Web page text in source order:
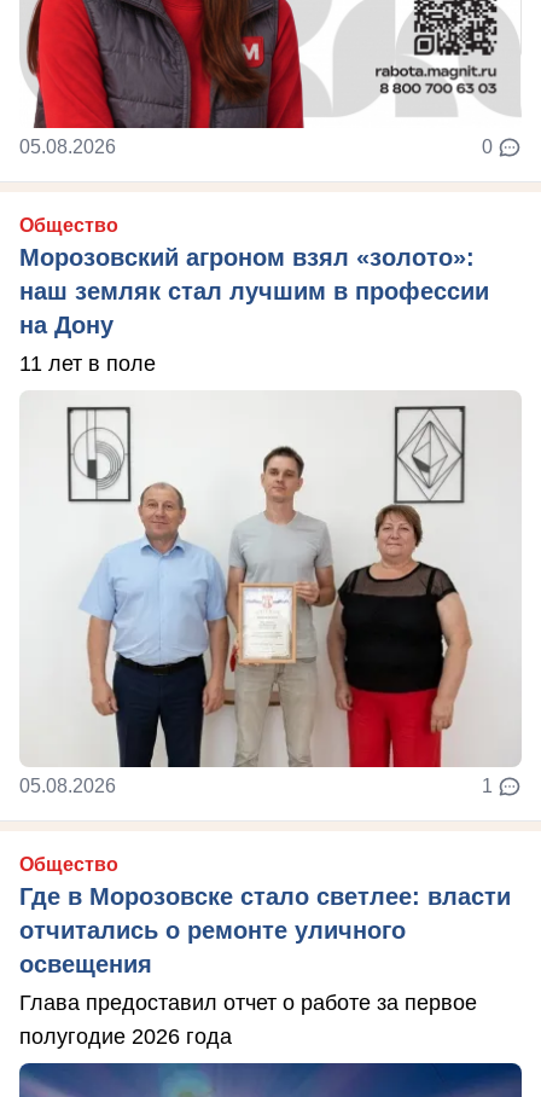
05.08.2026 0
Общество
Морозовский агроном взял «золото»:
наш земляк стал лучшим в профессии
на Дону
11 лет в поле
05.08.2026 1
Общество
Где в Морозовске стало светлее: власти
отчитались о ремонте уличного
освещения
Глава предоставил отчет о работе за первое
полугодие 2026 года